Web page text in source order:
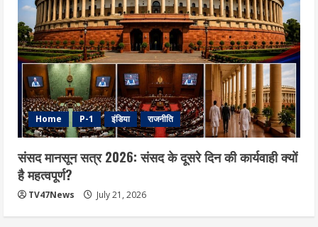
Home P-1 इंडिया राजनीति
संसद मानसून सत्र 2026: संसद के दूसरे दिन की कार्यवाही क्यों
है महत्वपूर्ण?
TV47News July 21, 2026